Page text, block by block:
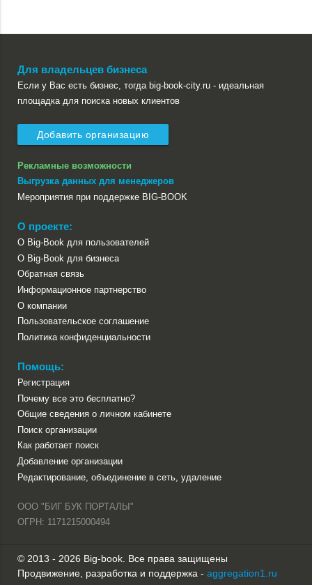
Для владельцев бизнеса
Если у Вас есть бизнес, тогда big-book-city.ru - идеальная
площадка для поиска новых клиентов
Добавить организацию
Рекламные возможности
Выгрузка данных для менеджеров
Мероприятия при поддержке BIG-BOOK
О проекте:
О Big-Book для пользователей
О Big-Book для бизнеса
Обратная связь
Информационное партнерство
О компании
Пользовательское соглашение
Политика конфиденциальности
Помощь:
Регистрация
Почему все это бесплатно?
Общие сведения о личном кабинете
Поиск организации
Как работает поиск
Добавление организации
Редактирование, объединение в сеть, удаление
ООО "БИГ БУК ПОРТАЛЫ"
ОГРН: 1171215000494
© 2013 - 2026 Big-book. Все права защищены
Продвижение, разработка и поддержка - aggregation1.ru